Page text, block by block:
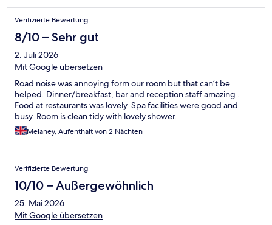
Verifizierte Bewertung
8/10 – Sehr gut
2. Juli 2026
Mit Google übersetzen
Road noise was annoying form our room but that can’t be
helped. Dinner/breakfast, bar and reception staff amazing .
Food at restaurants was lovely. Spa facilities were good and
busy. Room is clean tidy with lovely shower.
Melaney, Aufenthalt von 2 Nächten
Verifizierte Bewertung
10/10 – Außergewöhnlich
25. Mai 2026
Mit Google übersetzen